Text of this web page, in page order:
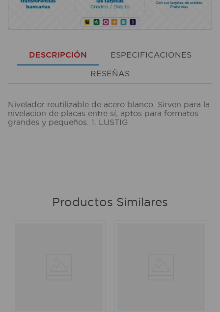
DESCRIPCIÓN ESPECIFICACIONES
RESEÑAS
Nivelador reutilizable de acero blanco. Sirven para la
nivelacion de placas entre sí, aptos para formatos
grandes y pequeños. 1. LUSTIG
Productos Similares